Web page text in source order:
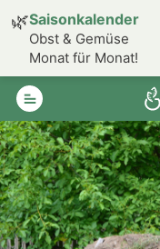
🌿Saisonkalender
Obst & Gemüse
Monat für Monat!